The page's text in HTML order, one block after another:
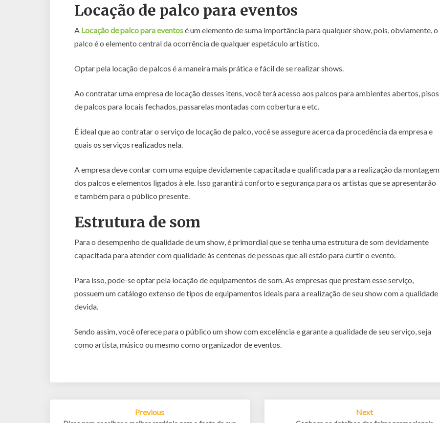
Locação de palco para eventos
A Locação de palco para eventosé um elemento de suma importância para qualquer show, pois, obviamente, o
palco é o elemento central da ocorrência de qualquer espetáculo artístico.
Optar pela locação de palcos é a maneira mais prática e fácil de se realizar shows.
Ao contratar uma empresa de locação desses itens, você terá acesso aos palcos para ambientes abertos, pisos
de palcos para locais fechados, passarelas montadas com cobertura e etc.
É ideal que ao contratar o serviço de locação de palco, você se assegure acerca da procedência da empresa e
quais os serviços realizados nela.
A empresa deve contar com uma equipe devidamente capacitada e qualificada para a realização da montagem
dos palcos e elementos ligados à ele. Isso garantirá conforto e segurança para os artistas que se apresentarão
e também para o público presente.
Estrutura de som
Para o desempenho de qualidade de um show, é primordial que se tenha uma estrutura de som devidamente
capacitada para atender com qualidade às centenas de pessoas que ali estão para curtir o evento.
Para isso, pode-se optar pela locação de equipamentos de som. As empresas que prestam esse serviço,
possuem um catálogo extenso de tipos de equipamentos ideais para a realização de seu show com a qualidade
devida.
Sendo assim, você oferece para o público um show com excelência e garante a qualidade de seu serviço, seja
como artista, músico ou mesmo como organizador de eventos.
Previous Next